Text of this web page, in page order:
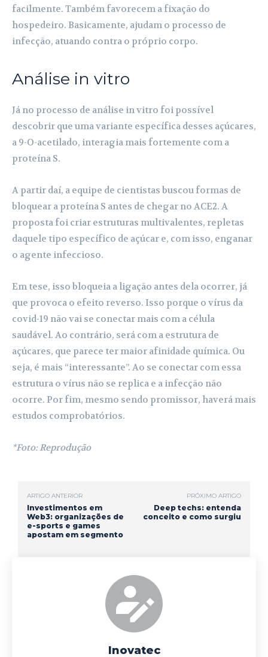
facilmente. Também favorecem a fixação do
hospedeiro. Basicamente, ajudam o processo de
infecção, atuando contra o próprio corpo.
Análise in vitro
Já no processo de análise in vitro foi possível
descobrir que uma variante específica desses açúcares,
a 9-O-acetilado, interagia mais fortemente com a
proteína S.
A partir daí, a equipe de cientistas buscou formas de
bloquear a proteína S antes de chegar no ACE2. A
proposta foi criar estruturas multivalentes, repletas
daquele tipo específico de açúcar e, com isso, enganar
o agente infeccioso.
Em tese, isso bloqueia a ligação antes dela ocorrer, já
que provoca o efeito reverso. Isso porque o vírus da
covid-19 não vai se conectar mais com a célula
saudável. Ao contrário, será com a estrutura de
açúcares, que parece ter maior afinidade química. Ou
seja, é mais “interessante”. Ao se conectar com essa
estrutura o vírus não se replica e a infecção não
ocorre. Por fim, mesmo sendo promissor, haverá mais
estudos comprobatórios.
*Foto: Reprodução
ARTIGO ANTERIOR
Investimentos em
Web3: organizações de
e-sports e games
apostam em segmento
PRÓXIMO ARTIGO
Deep techs: entenda
conceito e como surgiu
Inovatec